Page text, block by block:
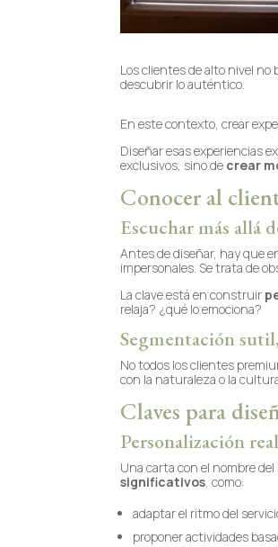
Los clientes de alto nivel
descubrir lo auténtico.
En este contexto, crear
Diseñar esas experiencias
exclusivos, sino de crear
Conocer al
Escuchar más allá
Antes de diseñar, hay que
impersonales. Se trata de
La clave está en construir
relaja? ¿qué lo emociona?
Segmentación
No todos los clientes
con la naturaleza o la
Claves para
Personalización
Una carta con el nombre
significativos, como:
adaptar el ritmo del
proponer actividades